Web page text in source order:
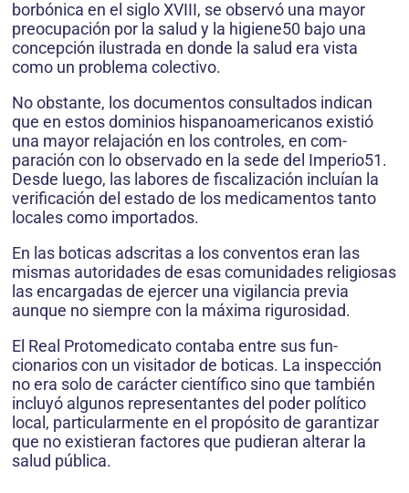
borbónica en el siglo XVIII, se observó una mayor
preocupación por la salud y la higiene50 bajo una
concepción ilustrada en donde la salud era vista
como un problema colectivo.
No obstante, los documentos consultados indican
que en estos dominios hispanoamericanos existió
una mayor relajación en los controles, en com­
paración con lo observado en la sede del Imperio51.
Desde luego, las labores de fiscalización incluían la
verificación del estado de los medicamentos tanto
locales como importados.
En las boticas adscritas a los conventos eran las
mismas autoridades de esas comunidades religiosas
las encargadas de ejercer una vigilancia previa
aunque no siempre con la máxima rigurosidad.
El Real Protomedicato contaba entre sus fun­
cionarios con un visitador de boticas. La inspección
no era solo de carácter científico sino que también
incluyó algunos representantes del poder político
local, particularmente en el propósito de garantizar
que no existieran factores que pudieran alterar la
salud pública.